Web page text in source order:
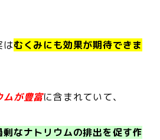
はむくみにも効果が期待できま
ムが豊富に含まれていて、
剰なナトリウムの排出を促す作